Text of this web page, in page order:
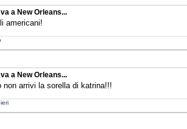
a New Orleans...
americani!
a New Orleans...
arrivi la sorella di katrina!!!